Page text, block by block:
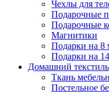
Чехлы для
Подарочные
Подарочные
Магнитики
Подарки на 8
Подарки на
Домашний текстиль
Ткань
Постельное